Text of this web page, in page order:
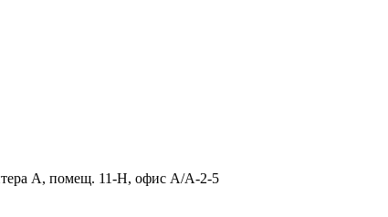
А, помещ. 11-Н, офис А/А-2-5